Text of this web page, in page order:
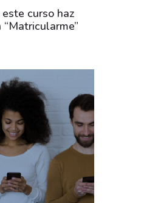
curso haz